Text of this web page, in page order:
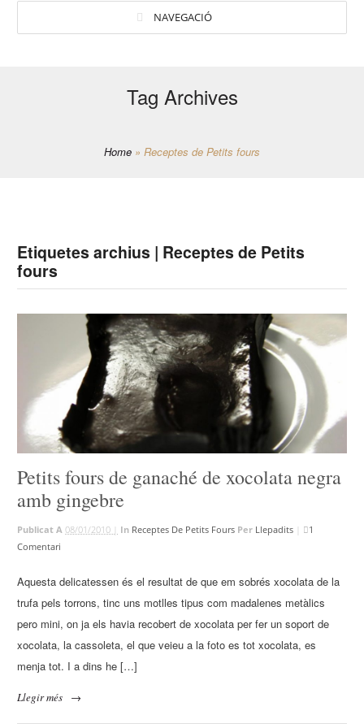
NAVEGACIÓ
Tag Archives
Home » Receptes de Petits fours
Etiquetes archius | Receptes de Petits
fours
Petits fours de ganaché de xocolata negra
amb gingebre
Publicat A08/01/2010 | In Receptes De Petits Fours Per Llepadits
1
Comentari
Aquesta delicatessen és el resultat de que em sobrés xocolata de la
trufa pels torrons, tinc uns motlles tipus com madalenes metàlics
pero mini, on ja els havia recobert de xocolata per fer un soport de
xocolata, la cassoleta, el que veieu a la foto es tot xocolata, es
menja tot. I a dins he […]
Llegir més →